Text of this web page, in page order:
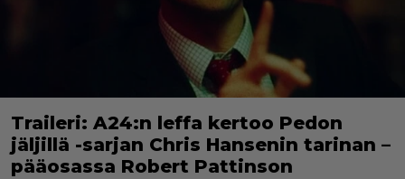
Traileri: A24:n leffa kertoo Pedon
jäljillä -sarjan Chris Hansenin tarinan –
pääosassa Robert Pattinson